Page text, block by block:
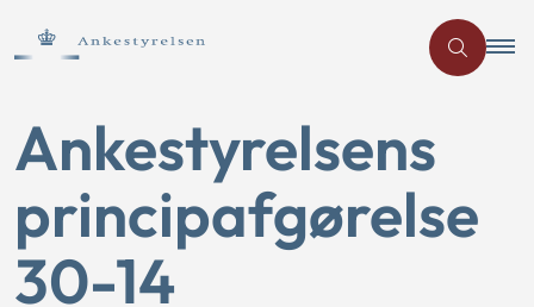
Ankestyrelsens
principafgørelse
30-14